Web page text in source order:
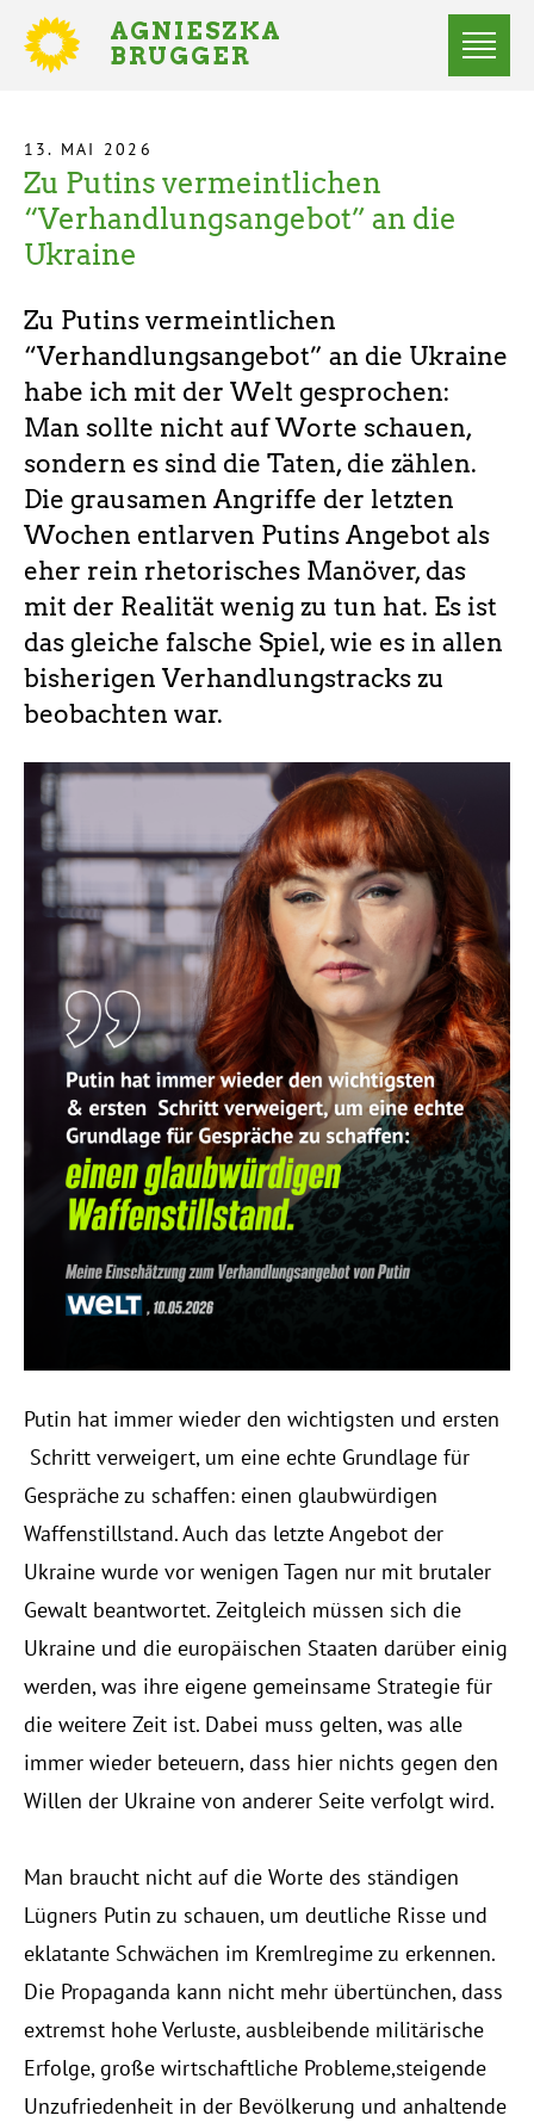
Direkt
zum
Inhalt
AGNIESZKA
BRUGGER
Pfadnavigation
Startseite
13. MAI 2026
Zu Putins vermeintlichen
“Verhandlungsangebot” an die
Ukraine
Zu Putins vermeintlichen
“Verhandlungsangebot” an die Ukraine
habe ich mit der Welt gesprochen:
Man sollte nicht auf Worte schauen,
sondern es sind die Taten, die zählen.
Die grausamen Angriffe der letzten
Wochen entlarven Putins Angebot als
eher rein rhetorisches Manöver, das
mit der Realität wenig zu tun hat. Es ist
das gleiche falsche Spiel, wie es in allen
bisherigen Verhandlungstracks zu
beobachten war.
Putin hat immer wieder den wichtigsten und ersten
Schritt verweigert, um eine echte Grundlage für
Gespräche zu schaffen: einen glaubwürdigen
Waffenstillstand. Auch das letzte Angebot der
Ukraine wurde vor wenigen Tagen nur mit brutaler
Gewalt beantwortet. Zeitgleich müssen sich die
Ukraine und die europäischen Staaten darüber einig
werden, was ihre eigene gemeinsame Strategie für
die weitere Zeit ist. Dabei muss gelten, was alle
immer wieder beteuern, dass hier nichts gegen den
Willen der Ukraine von anderer Seite verfolgt wird.
Man braucht nicht auf die Worte des ständigen
Lügners Putin zu schauen, um deutliche Risse und
eklatante Schwächen im Kremlregime zu erkennen.
Die Propaganda kann nicht mehr übertünchen, dass
extremst hohe Verluste, ausbleibende militärische
Erfolge, große wirtschaftliche Probleme,steigende
Unzufriedenheit in der Bevölkerung und anhaltende